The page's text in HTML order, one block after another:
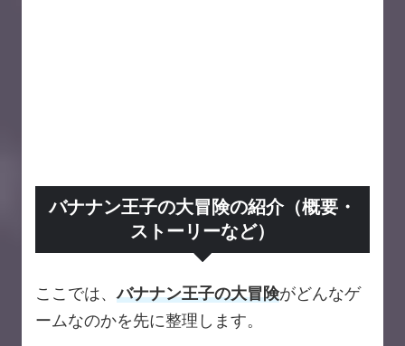
バナナン王子の大冒険の紹介（概要・
ストーリーなど）
ここでは、バナナン王子の大冒険がどんなゲ
ームなのかを先に整理します。